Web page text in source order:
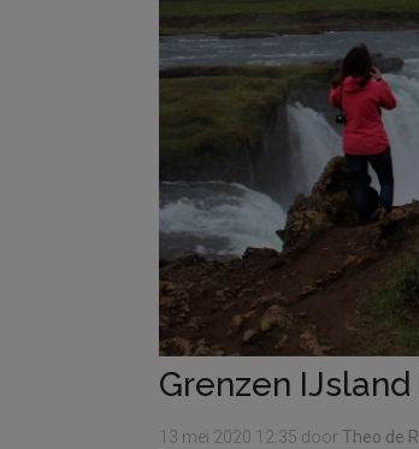
Grenzen
13 mei 2020 12:35 door Theo de